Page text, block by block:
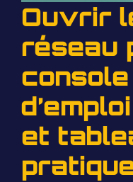
Ouvrir
réseau
console
et